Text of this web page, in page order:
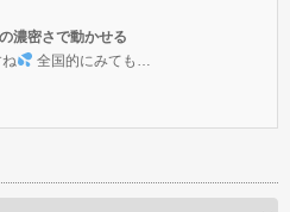
濃密さで動かせる
全国的にみても…